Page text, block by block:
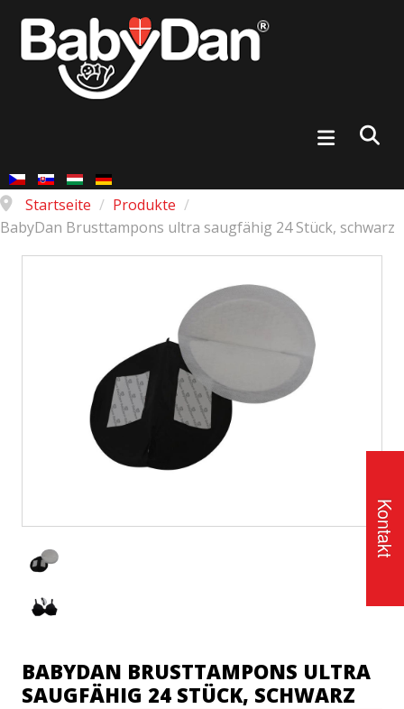
Startseite / Produkte /
BabyDan Brusttampons ultra saugfähig 24 Stück, schwarz
BABYDAN BRUSTTAMPONS ULTRA
SAUGFÄHIG 24 STÜCK, SCHWARZ
Kontakt